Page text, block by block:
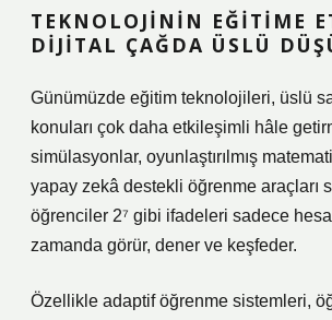
TEKNOLOJININ EĞITIME
DIJITAL ÇAĞDA ÜSLÜ
Günümüzde eğitim teknolojileri, üslü
konuları çok daha etkileşimli hâle
simülasyonlar, oyunlaştırılmış
yapay zekâ destekli öğrenme araçları
öğrenciler 2⁷ gibi ifadeleri sadece
zamanda görür, dener ve keşfeder.
Özellikle adaptif öğrenme sistemleri,